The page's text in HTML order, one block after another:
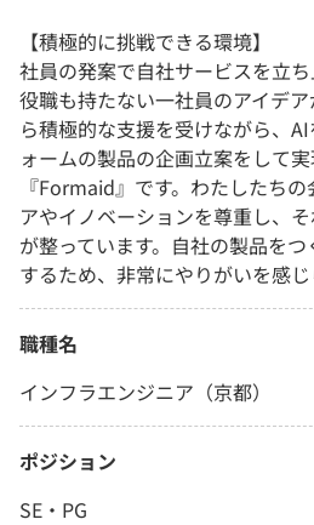
【積極的に挑戦できる環境】
社員の発案で自社サービスを立ち
役職も持たない一社員のアイデ
ら積極的な支援を受けながら、
ォームの製品の企画立案をして
『Formaid』です。わたしたち
アやイノベーションを尊重し、
が整っています。自社の製品を
するため、非常にやりがいを感じ
職種名
インフラエンジニア（京都）
ポジション
SE・PG